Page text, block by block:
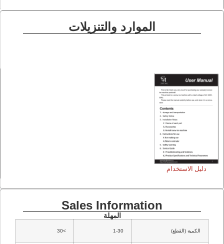
الموارد والتنزيلات
دليل الاستخدام
Sales Information
المهلة
الكمية (القطع) 1-30
>30